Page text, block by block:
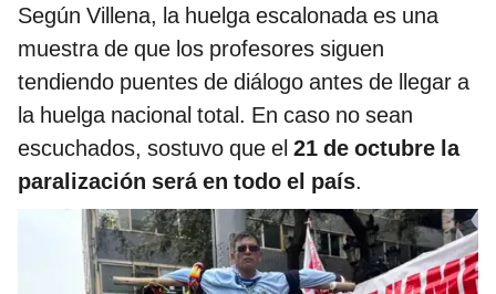
Según Villena, la huelga escalonada es una
muestra de que los profesores siguen
tendiendo puentes de diálogo antes de llegar a
la huelga nacional total. En caso no sean
escuchados, sostuvo que el 21 de octubre la
paralización será en todo el país.